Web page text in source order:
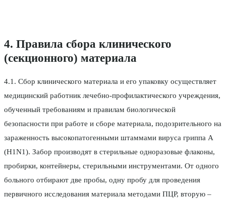
4. Правила сбора клинического
(секционного) материала
4.1. Сбор клинического материала и его упаковку осуществляет
медицинский работник лечебно-профилактического учреждения,
обученный требованиям и правилам биологической
безопасности при работе и сборе материала, подозрительного на
зараженность высокопатогенными штаммами вируса гриппа А
(H1N1). Забор производят в стерильные одноразовые флаконы,
пробирки, контейнеры, стерильными инструментами. От одного
больного отбирают две пробы, одну пробу для проведения
первичного исследования материала методами ПЦР, вторую –